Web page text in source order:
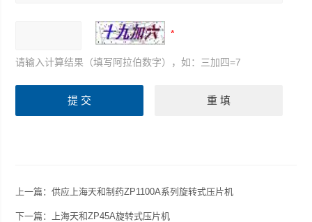
请输入计算结果（填写阿拉伯数字），如：三加四=7
上一篇：供应上海天和制药ZP1100A系列旋转式压片机
下一篇： 上海天和ZP45A旋转式压片机